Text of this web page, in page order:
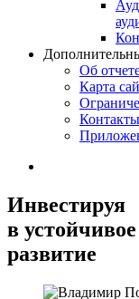
Об
Карта
Контакты
Инвестируя
в устойчивое
развитие